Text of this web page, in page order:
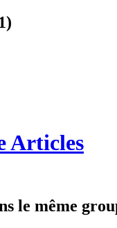
Articles
le même